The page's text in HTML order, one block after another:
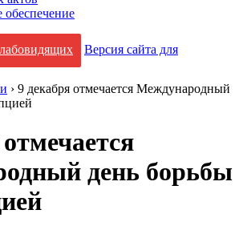
обеспечение
Версия сайта для
› 9 декабря отмечается Международный
день борьбы